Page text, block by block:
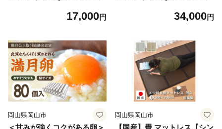
贈り物 岡山 果物 フルーツ 採
17,000円
贈り物 岡山 果物 フルーツ 採
34,000円
岡山県岡山市 岡山県岡山市